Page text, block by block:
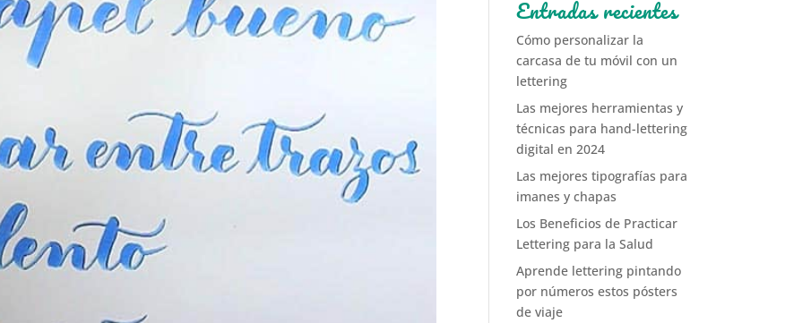
Entradas recientes
Cómo personalizar la
carcasa de tu móvil con un
lettering
Las mejores herramientas y
técnicas para hand-lettering
digital en 2024
Las mejores tipografías para
imanes y chapas
Los Beneficios de Practicar
Lettering para la Salud
Aprende lettering pintando
por números estos pósters
de viaje